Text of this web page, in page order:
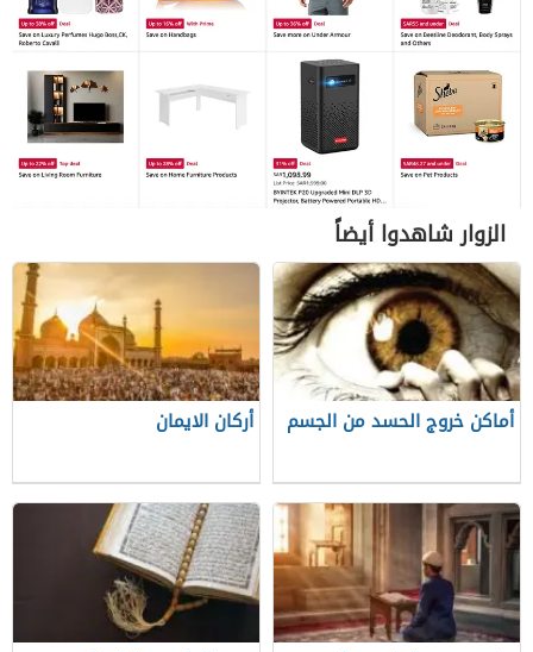
الزوار شاهدوا أيضاً
أماكن خروج الحسد من الجسم أركان الايمان